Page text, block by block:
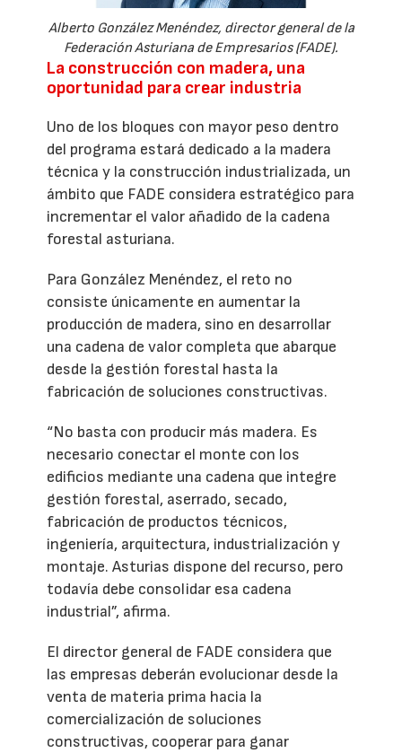
Alberto González Menéndez, director general de la
Federación Asturiana de Empresarios (FADE).
La construcción con madera, una
oportunidad para crear industria
Uno de los bloques con mayor peso dentro
del programa estará dedicado a la madera
técnica y la construcción industrializada, un
ámbito que FADE considera estratégico para
incrementar el valor añadido de la cadena
forestal asturiana.
Para González Menéndez, el reto no
consiste únicamente en aumentar la
producción de madera, sino en desarrollar
una cadena de valor completa que abarque
desde la gestión forestal hasta la
fabricación de soluciones constructivas.
“No basta con producir más madera. Es
necesario conectar el monte con los
edificios mediante una cadena que integre
gestión forestal, aserrado, secado,
fabricación de productos técnicos,
ingeniería, arquitectura, industrialización y
montaje. Asturias dispone del recurso, pero
todavía debe consolidar esa cadena
industrial”, afirma.
El director general de FADE considera que
las empresas deberán evolucionar desde la
venta de materia prima hacia la
comercialización de soluciones
constructivas, cooperar para ganar